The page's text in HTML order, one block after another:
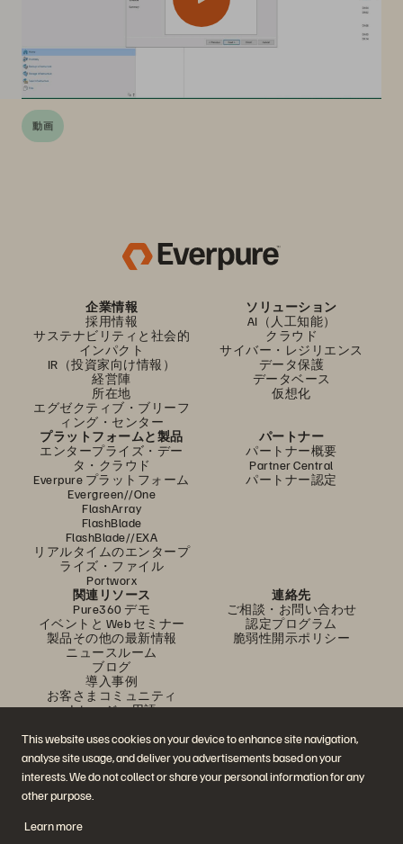
This website uses cookies on your device to enhance site navigation,
analyse site usage, and deliver you advertisements based on your
interests. We do not collect or share your personal information for any
other purpose.
Learn more
動画
企業情報
採用情報
サステナビリティと社会的
インパクト
IR（投資家向け情報）
経営陣
所在地
エグゼクティブ・ブリーフ
ィング・センター
ソリューション
AI（人工知能）
クラウド
サイバー・レジリエンス
データ保護
データベース
仮想化
プラットフォームと製品
エンタープライズ・デー
タ・クラウド
Everpure プラットフォーム
Evergreen//One
FlashArray
FlashBlade
FlashBlade//EXA
リアルタイムのエンタープ
ライズ・ファイル
Portworx
パートナー
パートナー概要
Partner Central
パートナー認定
関連リソース
Pure360 デモ
イベントと Web セミナー
製品その他の最新情報
ニュースルーム
ブログ
導入事例
お客さまコミュニティ
ナレッジ・用語
連絡先
ご相談・お問い合わせ
認定プログラム
脆弱性開示ポリシー
公式 SNS
是非フォローをお願いします！